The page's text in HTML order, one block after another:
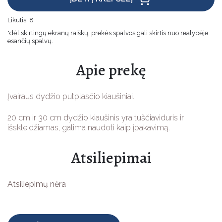
Velykinės prekės
Jūsų šventėms
Žaislų Gamybai
Apsauginės priemonės
DRABUŽINIAI AUDINIAI
TECHNINIAI AUDINIAI
Pramoninės mašinos
Buitinės mašinos
Siuvimo siūlai
Velykinės prekės
Jūsų šventėms
SAGOS
DOVANOS
Likutis: 8
*dėl skirtingų ekranų raiškų, prekės spalvos gali skirtis nuo realybėje
esančių spalvų.
Apie prekę
Įvairaus dydžio putplasčio kiaušiniai.
20 cm ir 30 cm dydžio kiaušinis yra tuščiaviduris ir
išskleidžiamas, galima naudoti kaip įpakavimą.
Atsiliepimai
Atsiliepimų nėra